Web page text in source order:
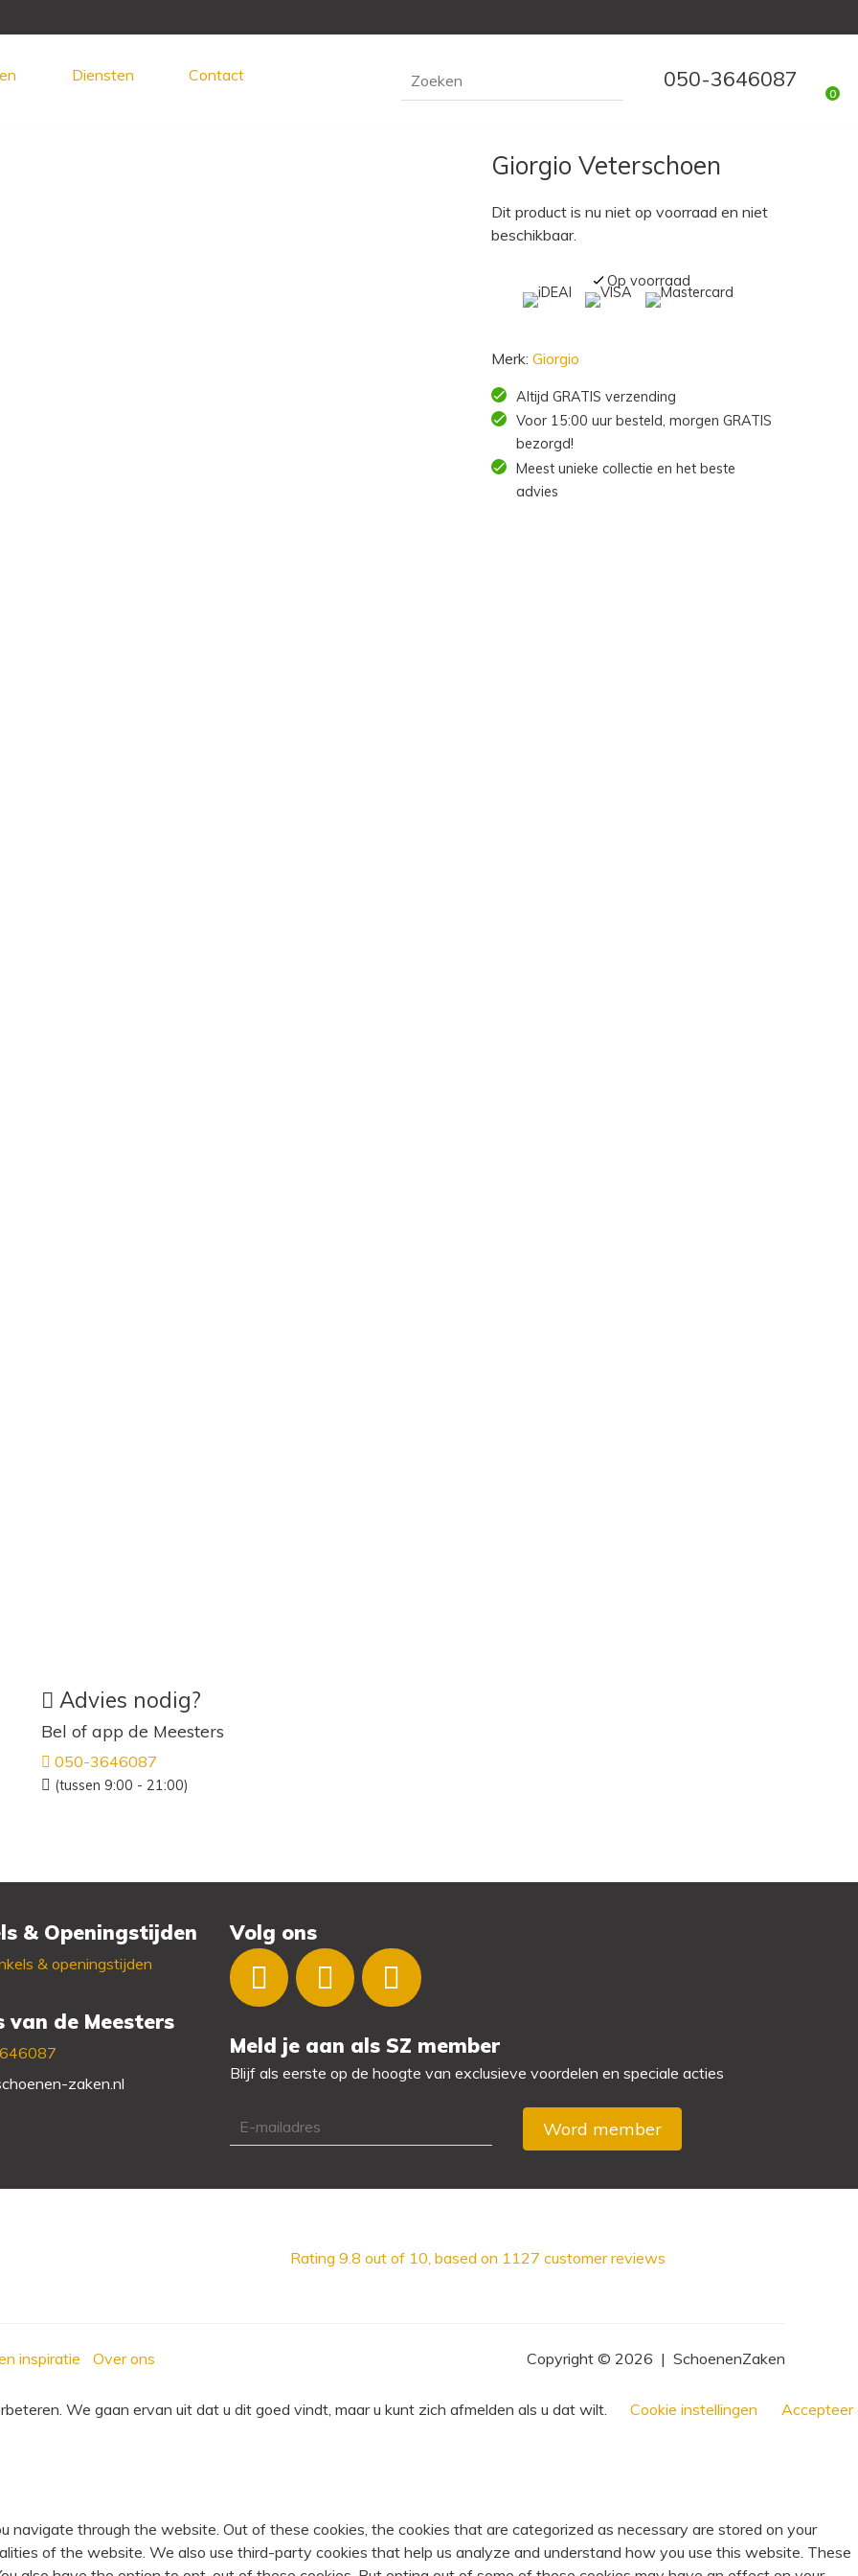
Diensten Contact 050-3646087
0
Giorgio Veterschoen
Dit product is nu niet op voorraad en niet
beschikbaar.
Op voorraad
Merk: Giorgio
Altijd GRATIS verzending
Voor 15:00 uur besteld, morgen GRATIS
bezorgd!
Meest unieke collectie en het beste
advies
Advies nodig?
Bel of app de Meesters
050-3646087
(tussen 9:00 - 21:00)
& Openingstijden
& openingstijden
van de Meesters
zaken.nl
Volg ons
Meld je aan als SZ member
Blijf als eerste op de hoogte van exclusieve voordelen en speciale acties
Rating 9.8 out of 10, based on 1127 customer reviews
inspiratie Over ons Copyright © 2026 | SchoenenZaken
We gaan ervan uit dat u dit goed vindt, maar u kunt zich afmelden als u dat wilt. Cookie instellingen Accepteer
navigate through the website. Out of these cookies, the cookies that are categorized as necessary are stored on your
of the website. We also use third-party cookies that help us analyze and understand how you use this website. These